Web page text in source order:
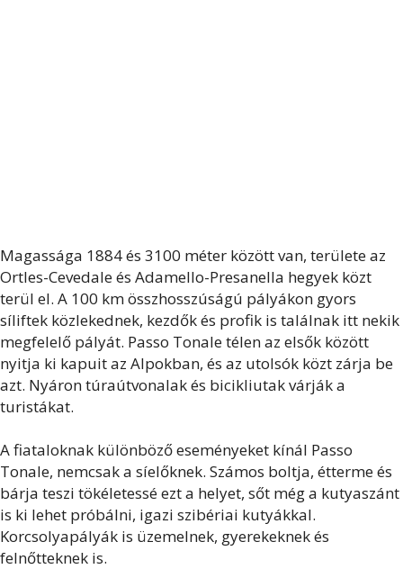
Magassága 1884 és 3100 méter között van, területe az
Ortles-Cevedale és Adamello-Presanella hegyek közt
terül el. A 100 km összhosszúságú pályákon gyors
síliftek közlekednek, kezdők és profik is találnak itt nekik
megfelelő pályát. Passo Tonale télen az elsők között
nyitja ki kapuit az Alpokban, és az utolsók közt zárja be
azt. Nyáron túraútvonalak és bicikliutak várják a
turistákat.
A fiataloknak különböző eseményeket kínál Passo
Tonale, nemcsak a síelőknek. Számos boltja, étterme és
bárja teszi tökéletessé ezt a helyet, sőt még a kutyaszánt
is ki lehet próbálni, igazi szibériai kutyákkal.
Korcsolyapályák is üzemelnek, gyerekeknek és
felnőtteknek is.